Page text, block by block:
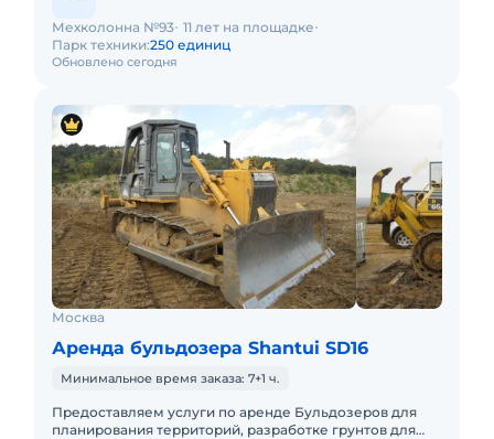
Обновлено сегодня
Мехколонна №93 11 лет на площадке
Парк техники:250 единиц
Москва
Аренда бульдозера Shantui SD16
Минимальное время заказа: 7+1 ч.
Предоставляем услуги по аренде Бульдозеров для
планирования территорий, разработке грунтов для